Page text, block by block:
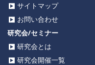
サイトマップ
お問い合わせ
研究会/セミナー
研究会とは
研究会開催一覧